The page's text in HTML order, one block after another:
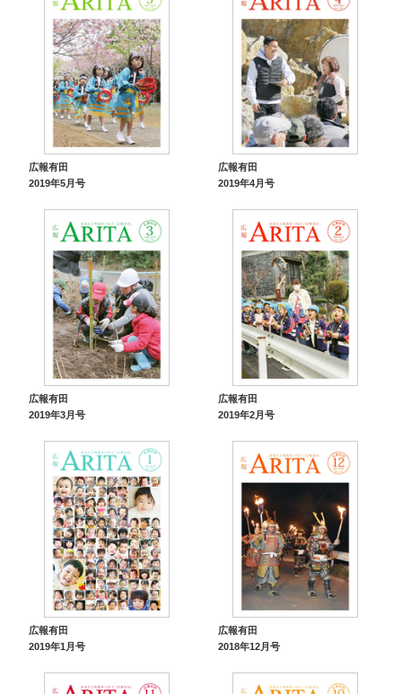
広報有田
2019年5月号
広報有田
2019年4月号
広報有田
2019年3月号
広報有田
2019年2月号
広報有田
2019年1月号
広報有田
2018年12月号